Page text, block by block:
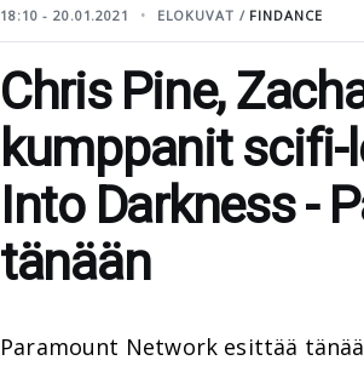
18:10 - 20.01.2021 ELOKUVAT / FINDANCE
Chris Pine,
kumppanit scifi-
Into Darkness -
tänään
Paramount Network esittää